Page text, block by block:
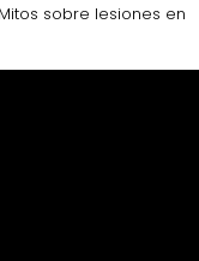
Mitos sobre lesiones en